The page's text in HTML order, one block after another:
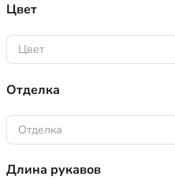
Цвет
Цвет
Отделка
Отделка
Длина рукавов